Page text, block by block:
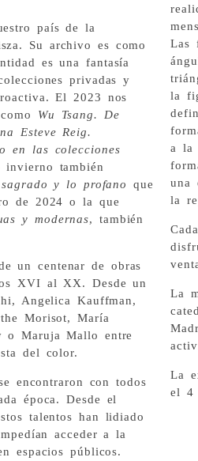
país de la
Su archivo es como
es una fantasía
privadas y
El 2023 nos
Wu Tsang. De
Esteve Reig.
en las colecciones
invierno también
y lo profano
que
de 2024 o la que
y modernas, también
un centenar de obras
XVI al XX. Desde un
Angelica Kauffman,
Morisot, María
o Maruja Mallo entre
del color.
encontraron con todos
época. Desde el
talentos han lidiado
acceder a la
espacios públicos.
Las
la
a la
una
la
La
La
el 4